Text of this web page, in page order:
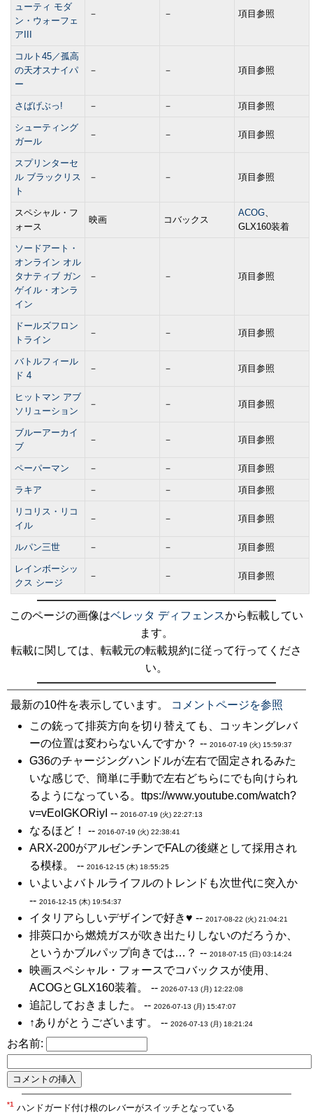
ューティ モダ
ン・ウォーフェ
アIII
－ － 項目参照
コルト45／孤高
の天才スナイパ
ー
－ － 項目参照
さばげぶっ! － － 項目参照
シューティング
ガール
－ － 項目参照
スプリンターセ
ル ブラックリス
ト
－ － 項目参照
スペシャル・フ
ォース
映画 コバックス
ACOG
GLX160装着
ソードアート・
オンライン オル
タナティブ ガン
ゲイル・オンラ
イン
－ － 項目参照
ドールズフロン
トライン
－ － 項目参照
バトルフィール
ド 4
－ － 項目参照
ヒットマン アブ
ソリューション
－ － 項目参照
ブルーアーカイ
ブ
－ － 項目参照
ペーパーマン － － 項目参照
ラキア － － 項目参照
リコリス・リコ
イル
－ － 項目参照
ルパン三世 － － 項目参照
レインボーシッ
クス シージ
－ － 項目参照
このページの画像はベレッタ ディフェンスから転載してい
ます。
転載に関しては、転載元の転載規約に従って行ってくださ
い。
最新の10件を表示しています。
コメントページを参照
この銃って排莢方向を切り替えても、コッキングレバ
ーの位置は変わらないんですか？ -- 2016-07-19 (火) 15:59:37
G36のチャージングハンドルが左右で固定されるみた
いな感じで、簡単に手動で左右どちらにでも向けられ
るようになっている。ttps://www.youtube.com/watch?
v=vEoIGKORiyI -- 2016-07-19 (火) 22:27:13
なるほど！ -- 2016-07-19 (火) 22:38:41
ARX-200がアルゼンチンでFALの後継として採用され
る模様。 -- 2016-12-15 (木) 18:55:25
いよいよバトルライフルのトレンドも次世代に突入か
-- 2016-12-15 (木) 19:54:37
イタリアらしいデザインで好き♥ -- 2017-08-22 (火) 21:04:21
排莢口から燃焼ガスが吹き出たりしないのだろうか、
というかブルパップ向きでは…？ -- 2018-07-15 (日) 03:14:24
映画スペシャル・フォースでコバックスが使用、
ACOGとGLX160装着。 -- 2026-07-13 (月) 12:22:08
追記しておきました。 -- 2026-07-13 (月) 15:47:07
↑ありがとうございます。 -- 2026-07-13 (月) 18:21:24
お名前:
*1 ハンドガード付け根のレバーがスイッチとなっている